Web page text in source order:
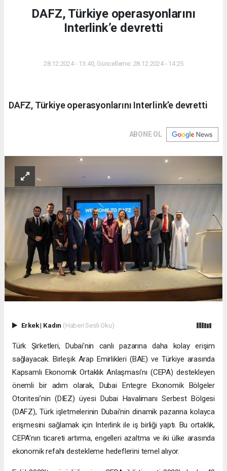
DAFZ, Türkiye operasyonlarını
Interlink’e devretti
28.12.2024 - 13:40, Güncelleme: 28.12.2024 - 14:25
DAFZ, Türkiye operasyonlarını Interlink’e devretti
ABONE OL
Erkek| Kadın (Haberi Sesli Oku)
Türk Şirketleri, Dubai’nin canlı pazarına daha kolay erişim
sağlayacak. Birleşik Arap Emirlikleri (BAE) ve Türkiye arasında
Kapsamlı Ekonomik Ortaklık Anlaşması’nı (CEPA) destekleyen
önemli bir adım olarak, Dubai Entegre Ekonomik Bölgeler
Otoritesi’nin (DIEZ) üyesi Dubai Havalimanı Serbest Bölgesi
(DAFZ), Türk işletmelerinin Dubai’nin dinamik pazarına kolayca
erişmesini sağlamak için Interlink ile iş birliği yaptı. Bu ortaklık,
CEPA’nın ticareti artırma, engelleri azaltma ve iki ülke arasında
ekonomik refahı destekleme hedeflerini temel alıyor.